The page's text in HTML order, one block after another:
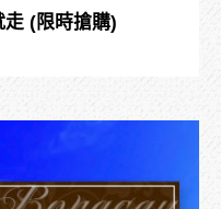
走 (限時搶購)